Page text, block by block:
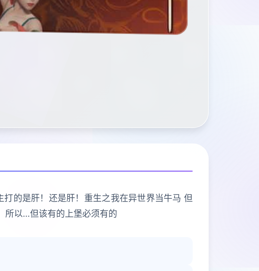
的是肝！还是肝！重生之我在异世界当牛马 但
所以…但该有的上堡必须有的